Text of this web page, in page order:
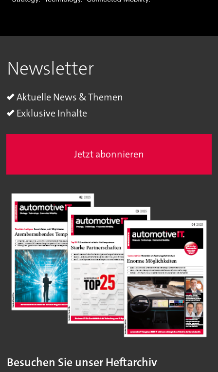
Newsletter
Aktuelle News & Themen
Exklusive Inhalte
Jetzt abonnieren
Besuchen Sie unser Heftarchiv